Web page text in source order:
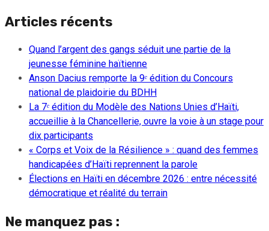
Articles récents
Quand l’argent des gangs séduit une partie de la
jeunesse féminine haïtienne
Anson Dacius remporte la 9ᵉ édition du Concours
national de plaidoirie du BDHH
La 7ᵉ édition du Modèle des Nations Unies d’Haïti,
accueillie à la Chancellerie, ouvre la voie à un stage pour
dix participants
« Corps et Voix de la Résilience » : quand des femmes
handicapées d’Haïti reprennent la parole
Élections en Haïti en décembre 2026 : entre nécessité
démocratique et réalité du terrain
Ne manquez pas :